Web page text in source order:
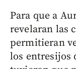
Para que a
revelaran las
permitieran
los entresijos